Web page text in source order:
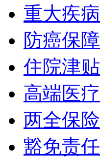
重大疾病
防癌保障
住院津贴
高端医疗
两全保险
豁免责任